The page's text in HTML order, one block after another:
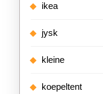
ikea
jysk
kleine
koepeltent